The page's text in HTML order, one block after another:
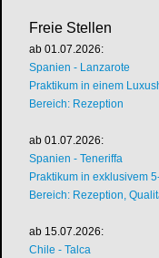
Freie Stellen
ab 01.07.2026:
Spanien - Lanzarote
Praktikum in einem
Bereich: Rezeption
ab 01.07.2026:
Spanien - Teneriffa
Praktikum in exklusivem
Bereich: Rezeption,
ab 15.07.2026:
Chile - Talca